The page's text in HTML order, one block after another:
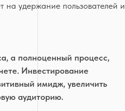
на удержание пользователей и
а полноценный процесс,
Инвестирование
имидж, увеличить
аудиторию.